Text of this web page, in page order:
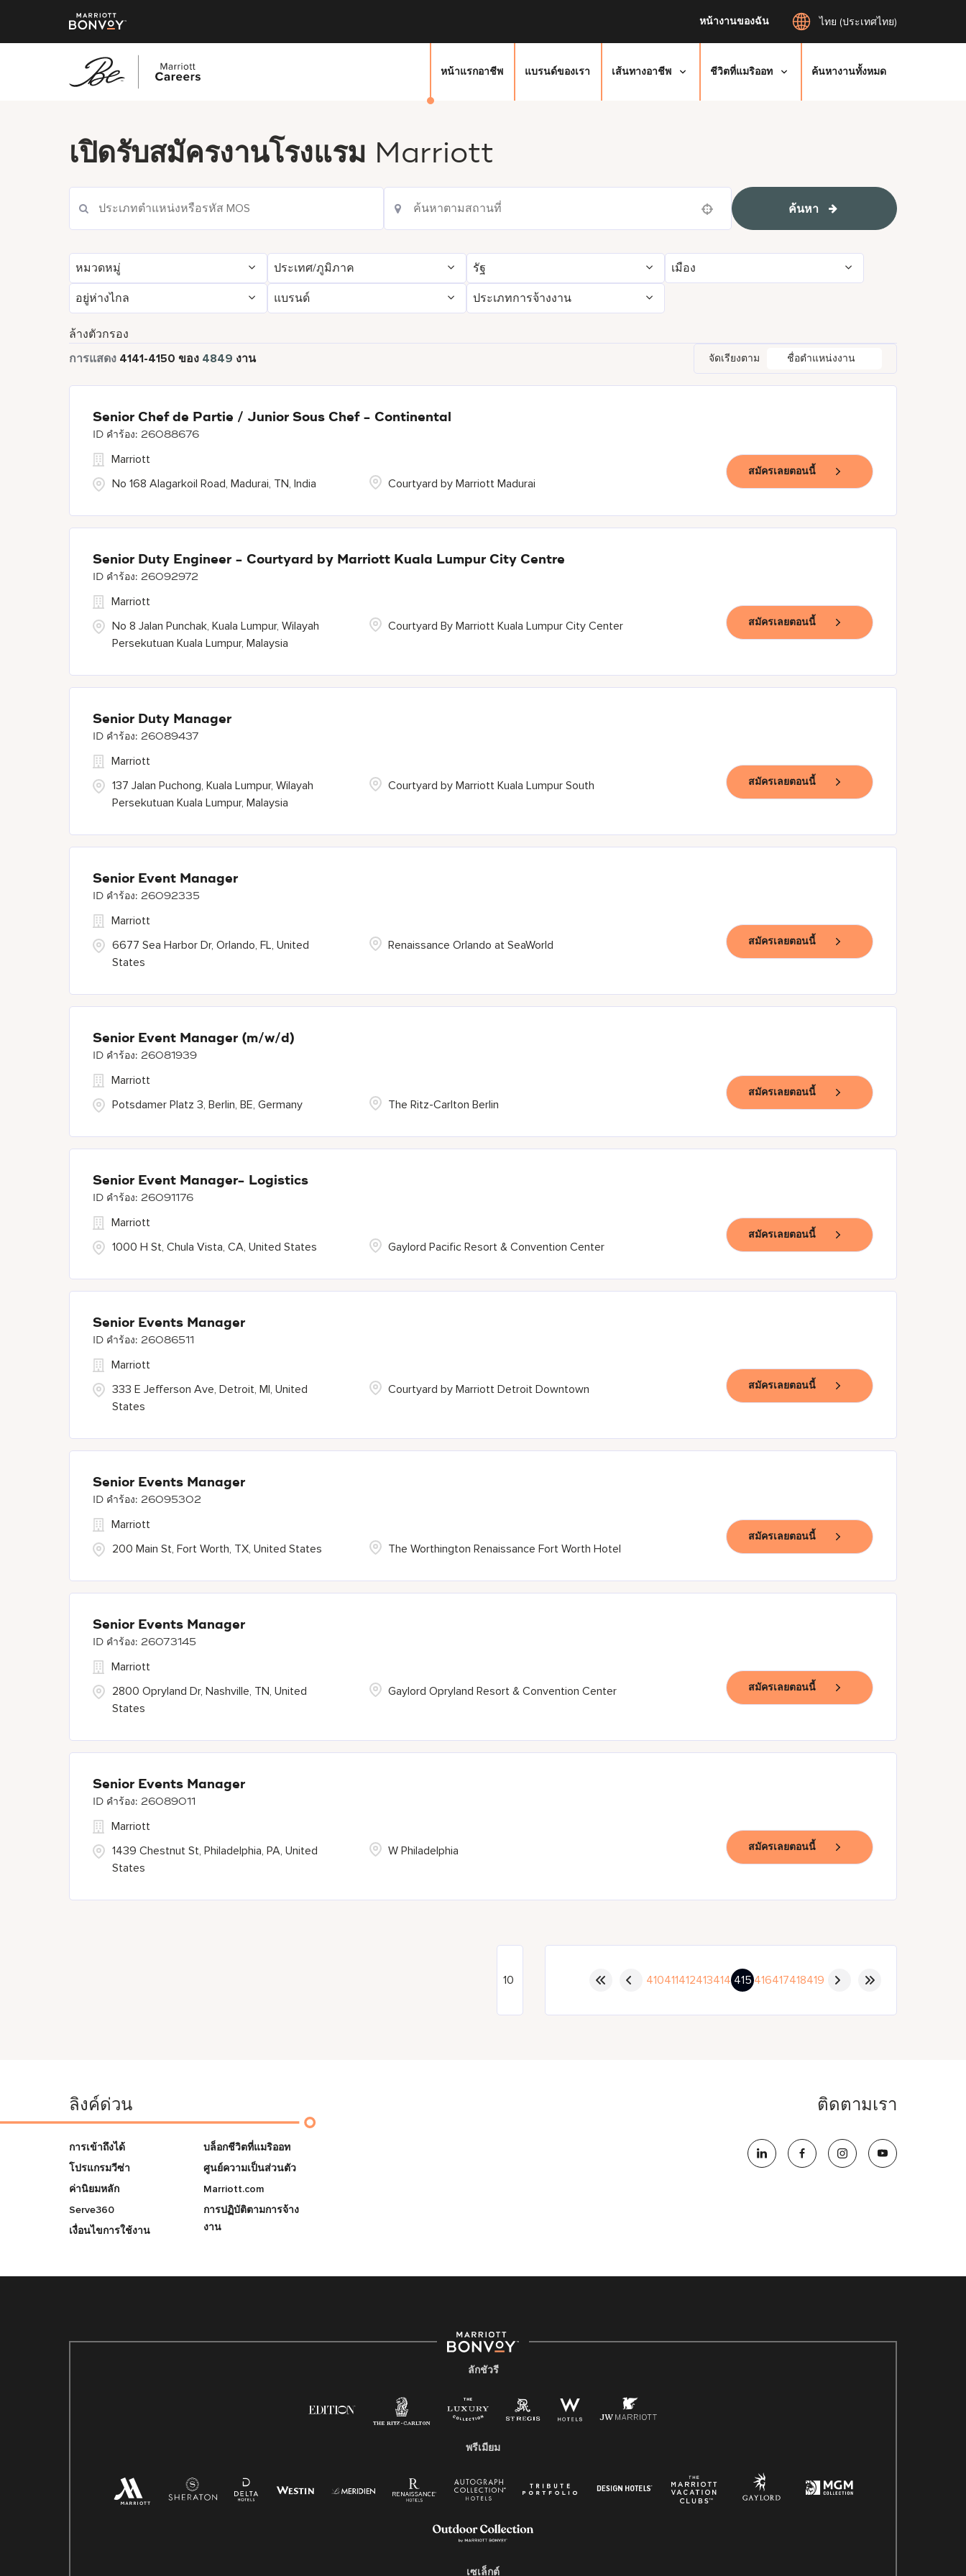
หน้างานของฉัน ไทย (ประเทศไทย)
หน้าแรกอาชีพ แบรนด์ของเรา เส้นทางอาชีพ ชีวิตที่แมริออท ค้นหางานทั้งหมด
เปิดรับสมัครงานโรงแรม Marriott
ค้นหา
หมวดหมู่ ประเทศ/ภูมิภาค รัฐ เมือง
อยู่ห่างไกล แบรนด์ ประเภทการจ้างงาน
ล้างตัวกรอง
การแสดง 4141-4150 ของ 4849 งาน จัดเรียงตาม ชื่อตำแหน่งงาน
Senior Chef de Partie / Junior Sous Chef - Continental
26088676
No 168 Alagarkoil Road, Madurai, TN, India
Marriott
Courtyard by Marriott Madurai
สมัครเลยตอนนี้
Senior Duty Engineer - Courtyard by Marriott Kuala Lumpur City Centre
26092972
No 8 Jalan Punchak, Kuala Lumpur, Wilayah
Persekutuan Kuala Lumpur, Malaysia
Marriott
Courtyard By Marriott Kuala Lumpur City Center
สมัครเลยตอนนี้
Senior Duty Manager
26089437
137 Jalan Puchong, Kuala Lumpur, Wilayah
Persekutuan Kuala Lumpur, Malaysia
Marriott
Courtyard by Marriott Kuala Lumpur South
สมัครเลยตอนนี้
Senior Event Manager
26092335
6677 Sea Harbor Dr, Orlando, FL, United
States
Marriott
Renaissance Orlando at SeaWorld
สมัครเลยตอนนี้
Senior Event Manager (m/w/d)
26081939
Potsdamer Platz 3, Berlin, BE, Germany
Marriott
The Ritz-Carlton Berlin
สมัครเลยตอนนี้
Senior Event Manager- Logistics
26091176
1000 H St, Chula Vista, CA, United States
Marriott
Gaylord Pacific Resort & Convention Center
สมัครเลยตอนนี้
Senior Events Manager
26086511
333 E Jefferson Ave, Detroit, MI, United
States
Marriott
Courtyard by Marriott Detroit Downtown
สมัครเลยตอนนี้
Senior Events Manager
26095302
200 Main St, Fort Worth, TX, United States
Marriott
The Worthington Renaissance Fort Worth Hotel
สมัครเลยตอนนี้
Senior Events Manager
26073145
2800 Opryland Dr, Nashville, TN, United
States
Marriott
Gaylord Opryland Resort & Convention Center
สมัครเลยตอนนี้
Senior Events Manager
26089011
1439 Chestnut St, Philadelphia, PA, United
States
Marriott
W Philadelphia
สมัครเลยตอนนี้
410411412413414 415 416417418419
ลิงค์ด่วน
การเข้าถึงได้
โปรแกรมวีซ่า
ค่านิยมหลัก
Serve360
เงื่อนไขการใช้งาน
บล็อกชีวิตที่แมริออท
ศูนย์ความเป็นส่วนตัว
Marriott.com
การปฏิบัติตามการจ้าง
งาน
ติดตามเรา
ลักชัวรี
พรีเมียม
เซเล็กต์